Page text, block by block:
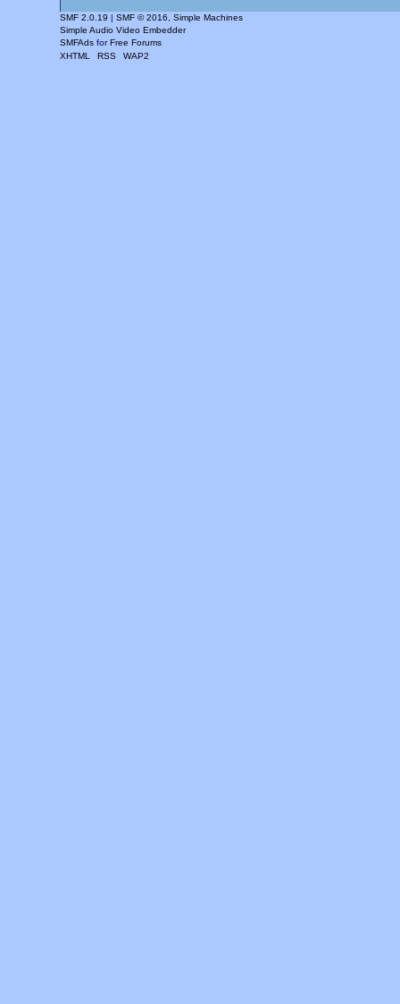
SMF 2.0.19 | SMF © 2016
Simple Machines
Simple Audio Video Embedder
SMFAds forFree Forums
XHTML
RSS WAP2